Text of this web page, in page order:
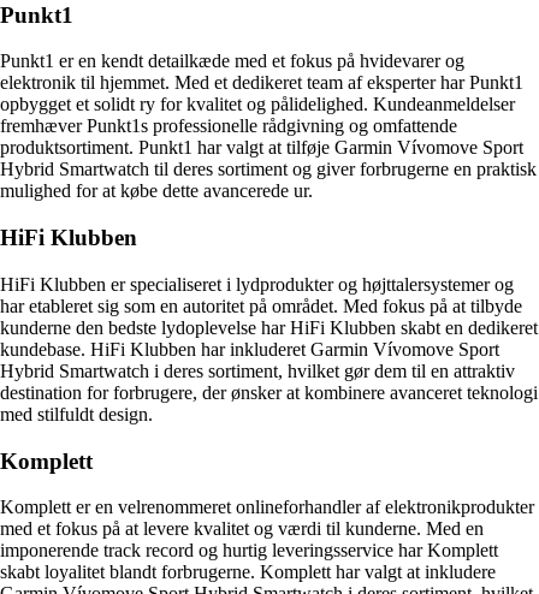
Punkt1
Punkt1 er en kendt detailkæde med et fokus på hvidevarer og
elektronik til hjemmet. Med et dedikeret team af eksperter har Punkt1
opbygget et solidt ry for kvalitet og pålidelighed. Kundeanmeldelser
fremhæver Punkt1s professionelle rådgivning og omfattende
produktsortiment. Punkt1 har valgt at tilføje Garmin Vívomove Sport
Hybrid Smartwatch til deres sortiment og giver forbrugerne en praktisk
mulighed for at købe dette avancerede ur.
HiFi Klubben
HiFi Klubben er specialiseret i lydprodukter og højttalersystemer og
har etableret sig som en autoritet på området. Med fokus på at tilbyde
kunderne den bedste lydoplevelse har HiFi Klubben skabt en dedikeret
kundebase. HiFi Klubben har inkluderet Garmin Vívomove Sport
Hybrid Smartwatch i deres sortiment, hvilket gør dem til en attraktiv
destination for forbrugere, der ønsker at kombinere avanceret teknologi
med stilfuldt design.
Komplett
Komplett er en velrenommeret onlineforhandler af elektronikprodukter
med et fokus på at levere kvalitet og værdi til kunderne. Med en
imponerende track record og hurtig leveringsservice har Komplett
skabt loyalitet blandt forbrugerne. Komplett har valgt at inkludere